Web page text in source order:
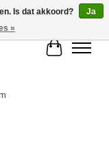
Is dat akkoord?
Ja
»